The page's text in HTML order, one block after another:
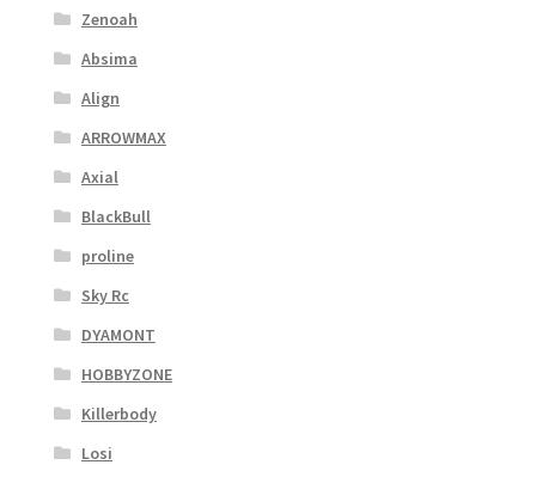
Zenoah
Absima
Align
ARROWMAX
Axial
BlackBull
proline
Sky Rc
DYAMONT
HOBBYZONE
Killerbody
Losi